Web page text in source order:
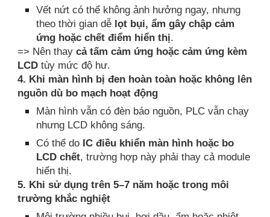
Vết nứt có thể không ảnh hưởng ngay, nhưng
theo thời gian dễ lọt bụi, ẩm gây chập cảm
ứng hoặc chết điểm hiển thị.
=> Nên thaycả tấm cảm ứng hoặc cảm ứng kèm
LCD tùy mức độ hư.
4. Khi màn hình bị đen hoàn toàn hoặc không lên
nguồn dù bo mạch hoạt động
Màn hình vẫn có đèn báo nguồn, PLC vẫn chạy
nhưng LCD không sáng.
Có thể do IC điều khiển màn hình hoặc bo
LCD chết, trường hợp này phải thay cả module
hiển thị.
5. Khi sử dụng trên 5–7 năm hoặc trong môi
trường khắc nghiệt